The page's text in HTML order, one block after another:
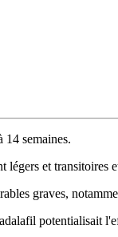
14 semaines.
légers et transitoires
graves,
potentialisait